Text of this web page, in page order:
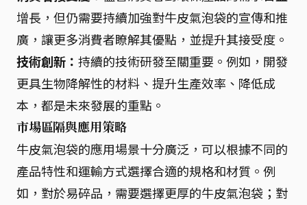
增長，但仍需要持續加強對牛皮氣泡袋的宣傳和推
廣，讓更多消費者瞭解其優點，並提升其接受度。
技術創新： 持續的技術研發至關重要。例如，開發
更具生物降解性的材料、提升生產效率、降低成
本，都是未來發展的重點。
市場區隔與應用策略
牛皮氣泡袋的應用場景十分廣泛，可以根據不同的
產品特性和運輸方式選擇合適的規格和材質。例
如，對於易碎品，需要選擇更厚的牛皮氣泡袋；對